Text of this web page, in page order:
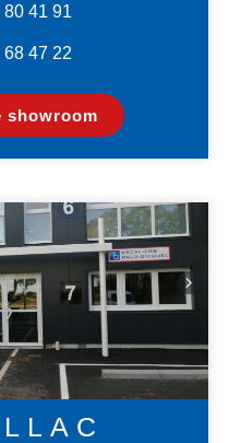
41 91
47 22
showroom